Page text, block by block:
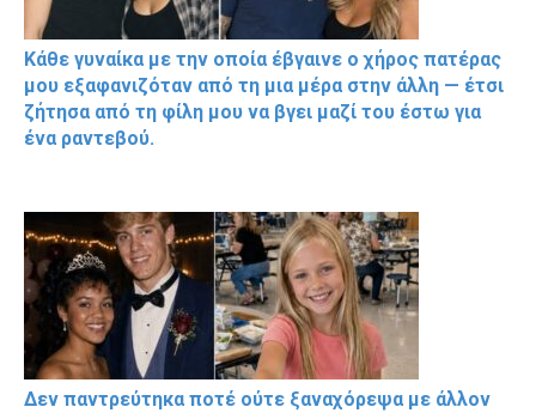
Κάθε γυναίκα με την οποία έβγαινε ο χήρος πατέρας
μου εξαφανιζόταν από τη μια μέρα στην άλλη — έτσι
ζήτησα από τη φίλη μου να βγει μαζί του έστω για
ένα ραντεβού.
Δεν παντρεύτηκα ποτέ ούτε ξαναχόρεψα με άλλον